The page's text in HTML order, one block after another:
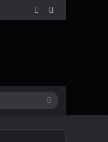
Facebook
Pesquisar